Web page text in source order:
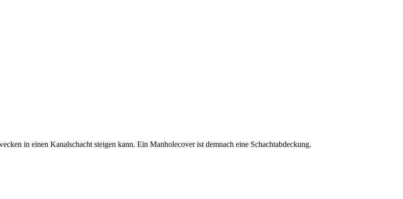
in einen Kanalschacht steigen kann. Ein Manholecover ist demnach eine Schachtabdeckung.